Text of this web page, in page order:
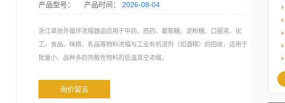
产品型号： 产品时间： 2026-08-04
浙江单效外循环浓缩器适应用于中药、西药、葡萄糖、淀粉糖、口服液、化
工、食品、味精、乳品等物料浓缩与工业有机溶剂（如酒精）的回收，适用于
批量小、品种多的热敏性物料的低温真空浓缩。
询价留言